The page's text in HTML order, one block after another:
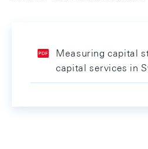
Measuring capital
capital services in